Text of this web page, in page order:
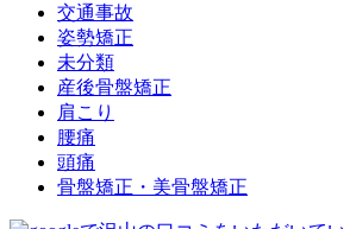
交通事故
姿勢矯正
未分類
産後骨盤矯正
肩こり
腰痛
頭痛
骨盤矯正・美骨盤矯正